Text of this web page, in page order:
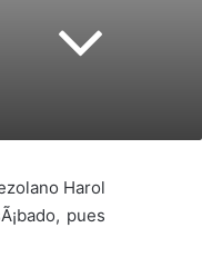
Harol
pues